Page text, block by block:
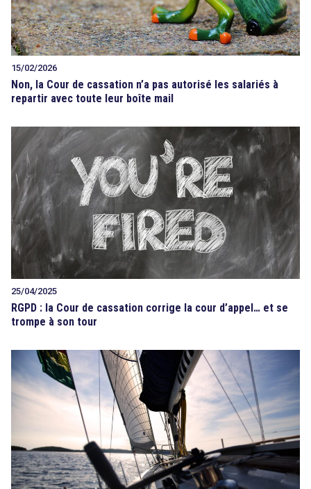
15/02/2026
Non, la Cour de cassation n’a pas autorisé les salariés à
repartir avec toute leur boîte mail
25/04/2025
RGPD : la Cour de cassation corrige la cour d’appel… et se
trompe à son tour